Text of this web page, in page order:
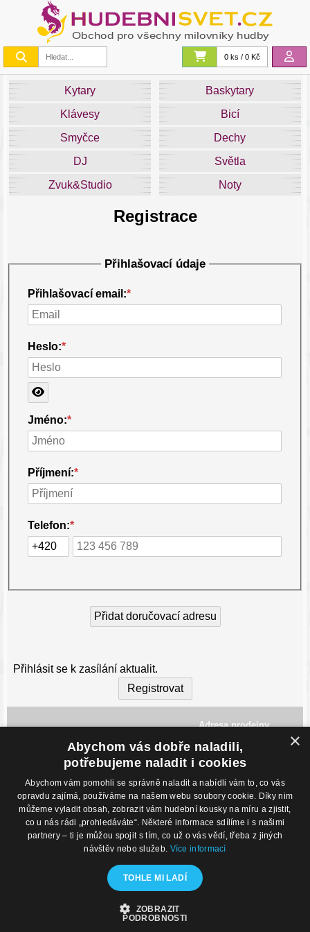
0 ks / 0 Kč
Kytary
Baskytary
Klávesy
Bicí
Smyčce
Dechy
DJ
Světla
Zvuk&Studio
Noty
Registrace
Přihlašovací údaje
Přihlašovací email:*
Heslo:*
Jméno:*
Příjmení:*
Telefon:*
Přidat doručovací adresu
Město:*
Ulice a číslo popisné:*
Přihlásit se k zasílání aktualit.
Registrovat
Adresa prodejny
Havlíčkovo Nábřeží 28,
702 00, Ostrava
Česká Republika
Kontakty
Eshop: +420 725 169 052
Prodejna: +420 596 113 012
eshop@hudebnisvet.cz
O nákupu
Obchodní podmínky
Podmínky prodeje na splátky
Kontakty
Hudební zázemí
×
Abychom vás dobře naladili,
potřebujeme naladit i cookies
Abychom vám pomohli se správně naladit a nabídli vám to, co vás
opravdu zajímá, používáme na našem webu soubory cookie. Díky nim
můžeme vyladit obsah, zobrazit vám hudební kousky na míru a zjistit,
co u nás rádi „prohledáváte“. Některé informace sdílíme i s našimi
partnery – ti je můžou spojit s tím, co už o vás vědí, třeba z jiných
návštěv nebo služeb. Více informací
TOHLE MI LADÍ
ZOBRAZIT
PODROBNOSTI